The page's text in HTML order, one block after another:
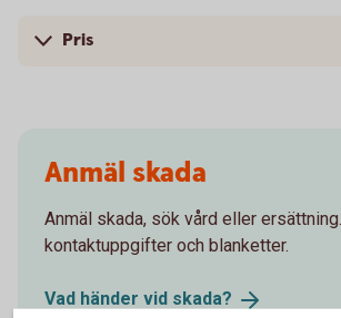
Pris
Anmäl skada
Anmäl skada, sök vård eller
kontaktuppgifter och blanketter.
Vad händer vid skada?